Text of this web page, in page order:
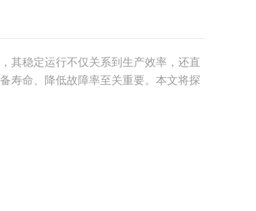
其稳定运行不仅关系到生产效率，还直
寿命、降低故障率至关重要。本文将探